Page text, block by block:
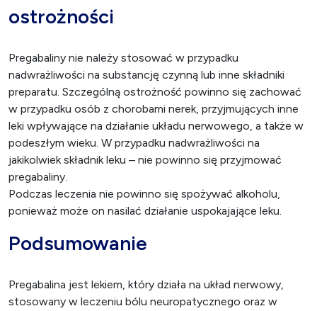
ostrożności
Pregabaliny nie należy stosować w przypadku
nadwrażliwości na substancję czynną lub inne składniki
preparatu. Szczególną ostrożność powinno się zachować
w przypadku osób z chorobami nerek, przyjmujących inne
leki wpływające na działanie układu nerwowego, a także w
podeszłym wieku. W przypadku nadwrażliwości na
jakikolwiek składnik leku – nie powinno się przyjmować
pregabaliny.
Podczas leczenia nie powinno się spożywać alkoholu,
ponieważ może on nasilać działanie uspokajające leku.
Podsumowanie
Pregabalina jest lekiem, który działa na układ nerwowy,
stosowany w leczeniu bólu neuropatycznego oraz w